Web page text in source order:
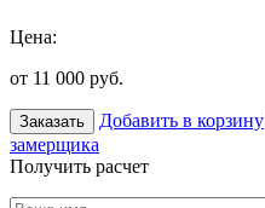
Цена:
от 11 000 руб.
Заказать Добавить в корзину
замерщика
Получить расчет